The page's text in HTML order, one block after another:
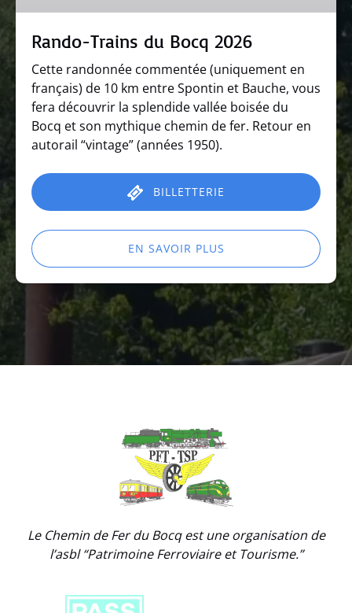
Rando-Trains du Bocq 2026
Cette randonnée commentée (uniquement en
français) de 10 km entre Spontin et Bauche, vous
fera découvrir la splendide vallée boisée du
Bocq et son mythique chemin de fer. Retour en
autorail “vintage” (années 1950).
BILLETTERIE
EN SAVOIR PLUS
Le Chemin de Fer du Bocq est une organisation de
l’asbl “Patrimoine Ferroviaire et Tourisme.”